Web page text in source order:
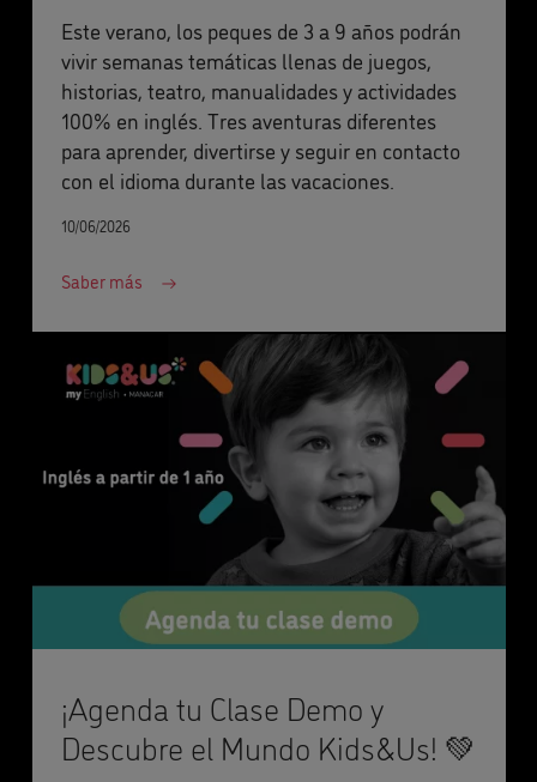
Este verano, los peques de 3 a 9 años podrán
vivir semanas temáticas llenas de juegos,
historias, teatro, manualidades y actividades
100% en inglés. Tres aventuras diferentes
para aprender, divertirse y seguir en contacto
con el idioma durante las vacaciones.
10/06/2026
Saber más
¡Agenda tu Clase Demo y
Descubre el Mundo Kids&Us! 💚